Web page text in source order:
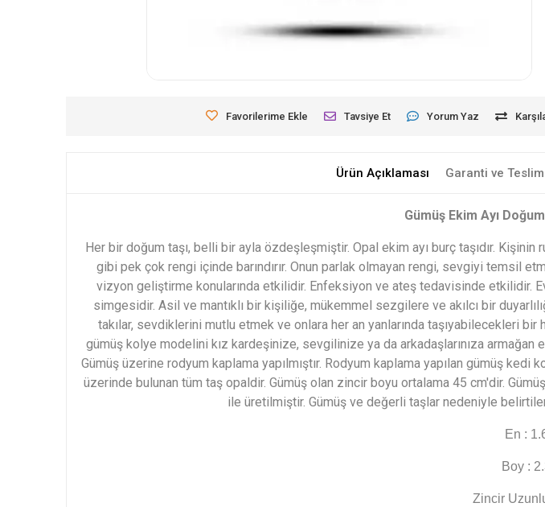
Favorilerime Ekle Tavsiye Et Yorum Yaz
Ürün Açıklaması Garanti ve
Gümüş Ekim Ayı
Her bir doğum taşı, belli bir ayla özdeşleşmiştir. Opal ekim ayı burç taşıdır. Kişinin
gibi pek çok rengi içinde barındırır. Onun parlak olmayan rengi, sevgiyi temsil
vizyon geliştirme konularında etkilidir. Enfeksiyon ve ateş tedavisinde etkilidir.
simgesidir. Asil ve mantıklı bir kişiliğe, mükemmel sezgilere ve akılcı bir
takılar, sevdiklerini mutlu etmek ve onlara her an yanlarında taşıyabilecekleri
gümüş kolye modelini kız kardeşinize, sevgilinize ya da arkadaşlarınıza
Gümüş üzerine rodyum kaplama yapılmıştır. Rodyum kaplama yapılan gümüş
üzerinde bulunan tüm taş opaldir. Gümüş olan zincir boyu ortalama 45 cm'dir.
ile üretilmiştir. Gümüş ve değerli taşlar nedeniyle
En :
Boy :
Zincir